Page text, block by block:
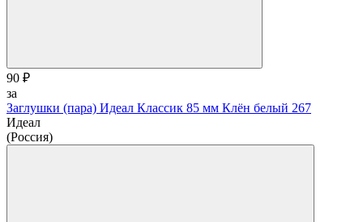
90 ₽
за
Заглушки (пара) Идеал Классик 85 мм Клён белый 267
Идеал
(Россия)